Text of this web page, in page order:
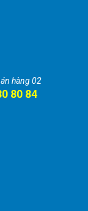
hàng 02
80 84